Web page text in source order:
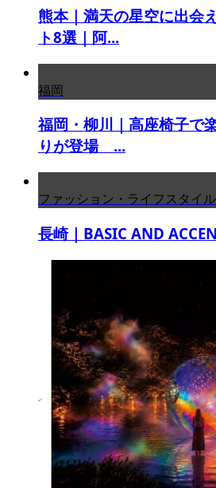
熊本｜満天の星空に出会
ト8選｜阿...
福岡
福岡・柳川｜高座椅子で
りが登場 ...
ファッション・ライフスタイル
長崎｜BASIC AND